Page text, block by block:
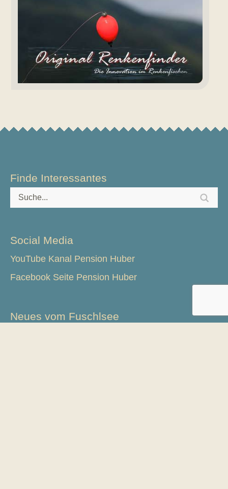
Finde Interessantes
Social Media
YouTube Kanal Pension Huber
Facebook Seite Pension Huber
Neues vom Fuschlsee